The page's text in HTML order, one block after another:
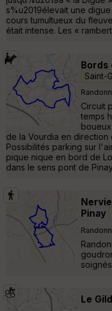
s%u2019élevait une
cours tumultueux du
était intense. Les «
Bords
Saint-
Circuit
temps
de la Vourdia en
Possibilités parking sur
pique nique en bord de
dans le sens pont de
Pinay
Le